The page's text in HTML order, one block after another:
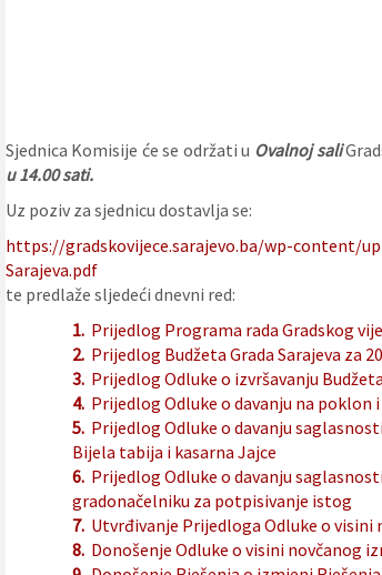
Sjednica Komisije će se održati u Ovalnoj sali
u 14.00 sati.
Uz poziv za sjednicu dostavlja se:
https://gradskovijece.sarajevo.ba/wp-content/
Sarajeva.pdf
te predlaže sljedeći dnevni red:
1. Prijedlog Programa rada Gradskog
2. Prijedlog Budžeta Grada Sarajeva za
3. Prijedlog Odluke o izvršavanju
4. Prijedlog Odluke o davanju na
5. Prijedlog Odluke o davanju
Bijela tabija i kasarna Jajce
6. Prijedlog Odluke o davanju
gradonačelniku za potpisivanje istog
7. Utvrđivanje Prijedloga Odluke o visini
8. Donošenje Odluke o visini novčanog